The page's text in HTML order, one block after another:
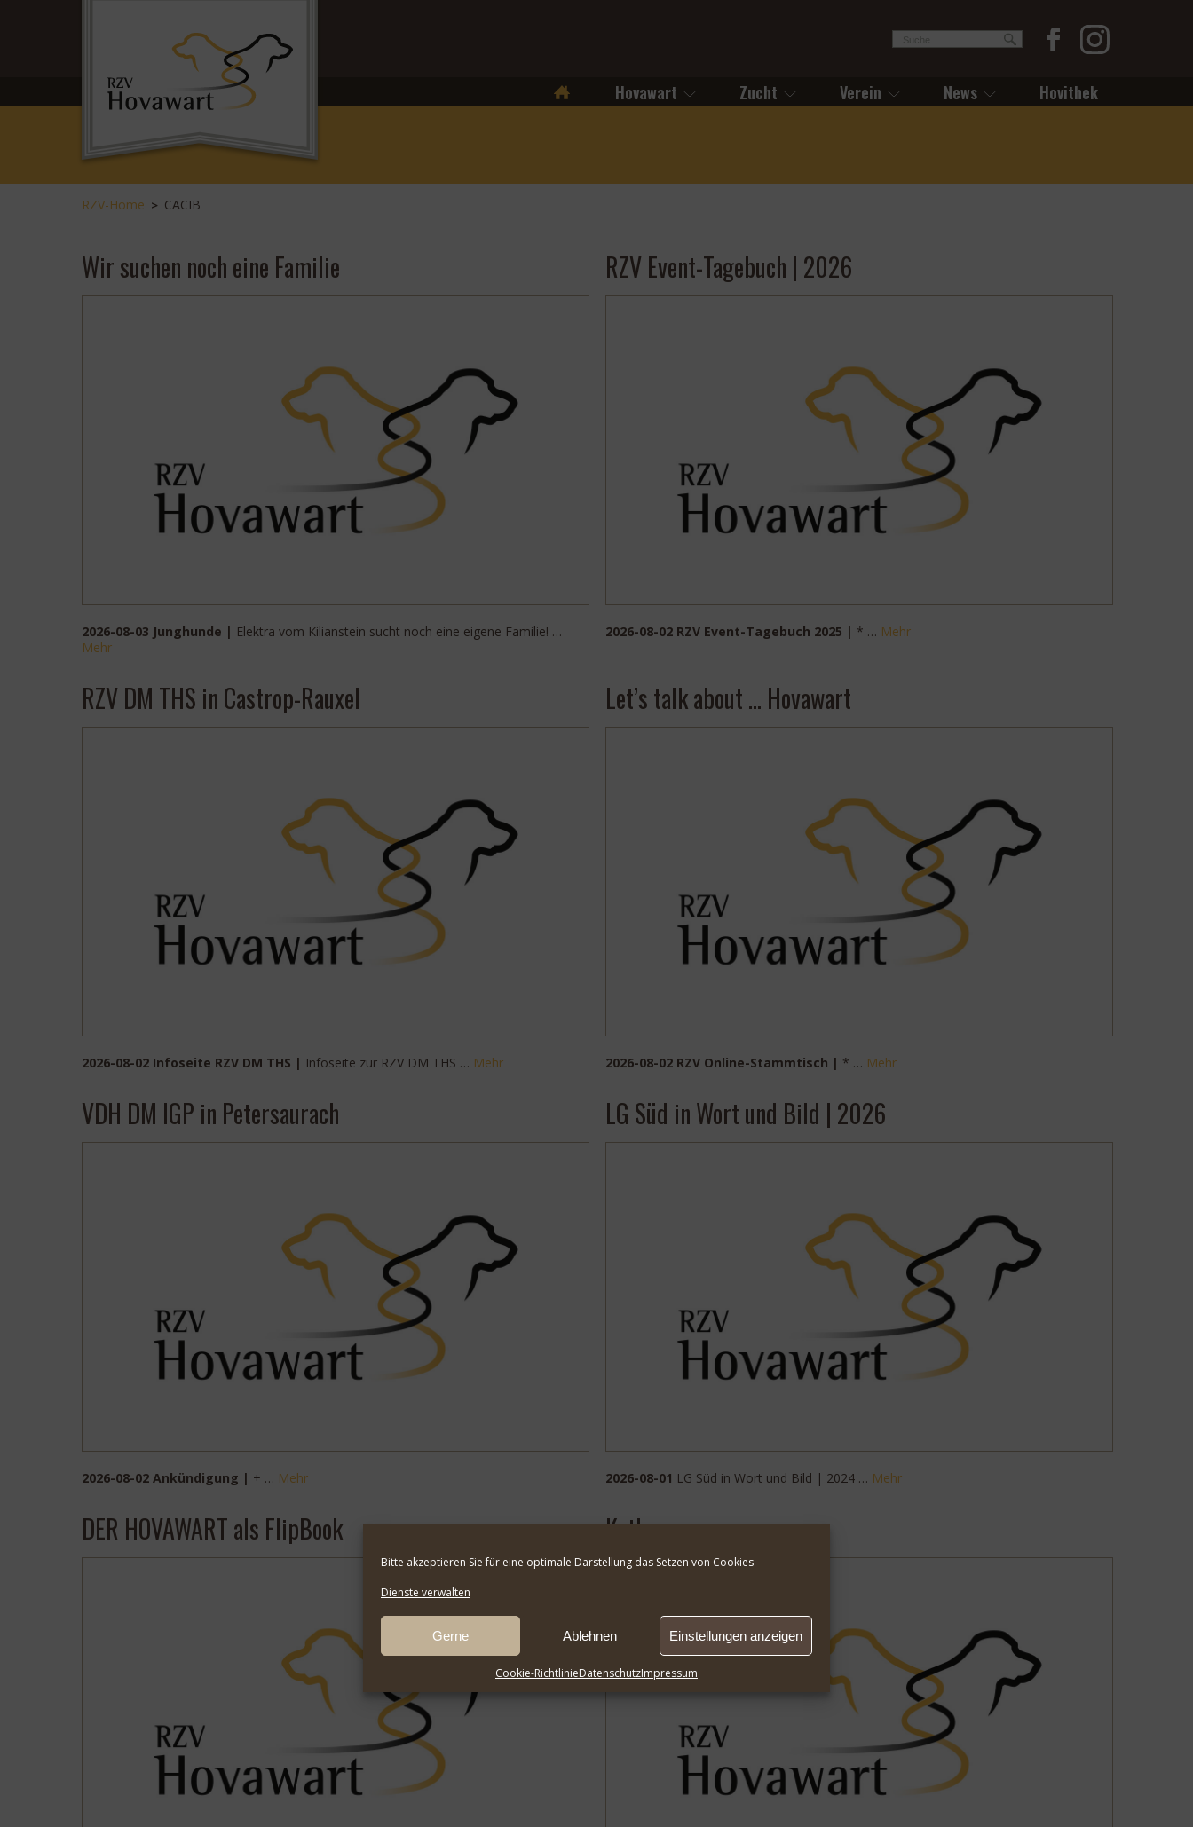
Bitte akzeptieren Sie für eine optimale Darstellung das Setzen von Cookies
Dienste verwalten
Gerne Ablehnen Einstellungen anzeigen
Cookie-RichtlinieDatenschutzImpressum
StartseiteHovawart Zucht Verein News Hovithek
RZV-Home > CACIB
Wir suchen noch eine Familie
2026-08-03 Junghunde | Elektra vom Kilianstein sucht noch eine eigene Familie! …
Mehr
RZV Event-Tagebuch | 2026
2026-08-02 RZV Event-Tagebuch 2025 | * … Mehr
RZV DM THS in Castrop-Rauxel
2026-08-02 Infoseite RZV DM THS | Infoseite zur RZV DM THS … Mehr
Let’s talk about … Hovawart
2026-08-02 RZV Online-Stammtisch | * … Mehr
VDH DM IGP in Petersaurach
2026-08-02 Ankündigung | + … Mehr
LG Süd in Wort und Bild | 2026
2026-08-01 LG Süd in Wort und Bild | 2024 … Mehr
DER HOVAWART als FlipBook Katha